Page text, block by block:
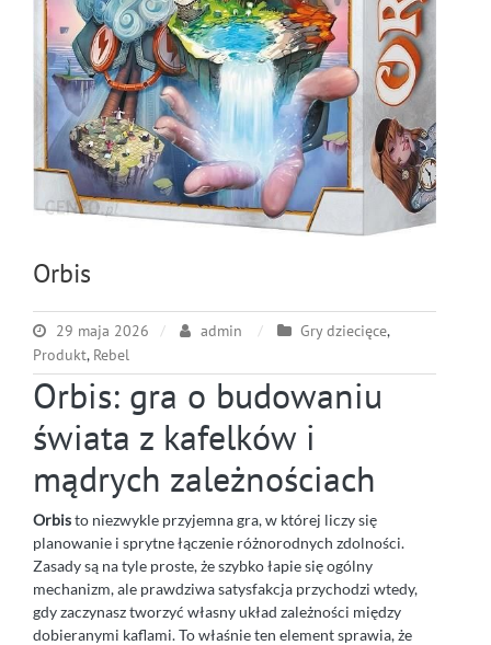
Orbis
29 maja 2026 admin Gry dziecięce,
Produkt, Rebel
Orbis: gra o budowaniu
świata z kafelków i
mądrych zależnościach
Orbisto niezwykle przyjemna gra, w której liczy się
planowanie i sprytne łączenie różnorodnych zdolności.
Zasady są na tyle proste, że szybko łapie się ogólny
mechanizm, ale prawdziwa satysfakcja przychodzi wtedy,
gdy zaczynasz tworzyć własny układ zależności między
dobieranymi kaflami. To właśnie ten element sprawia, że